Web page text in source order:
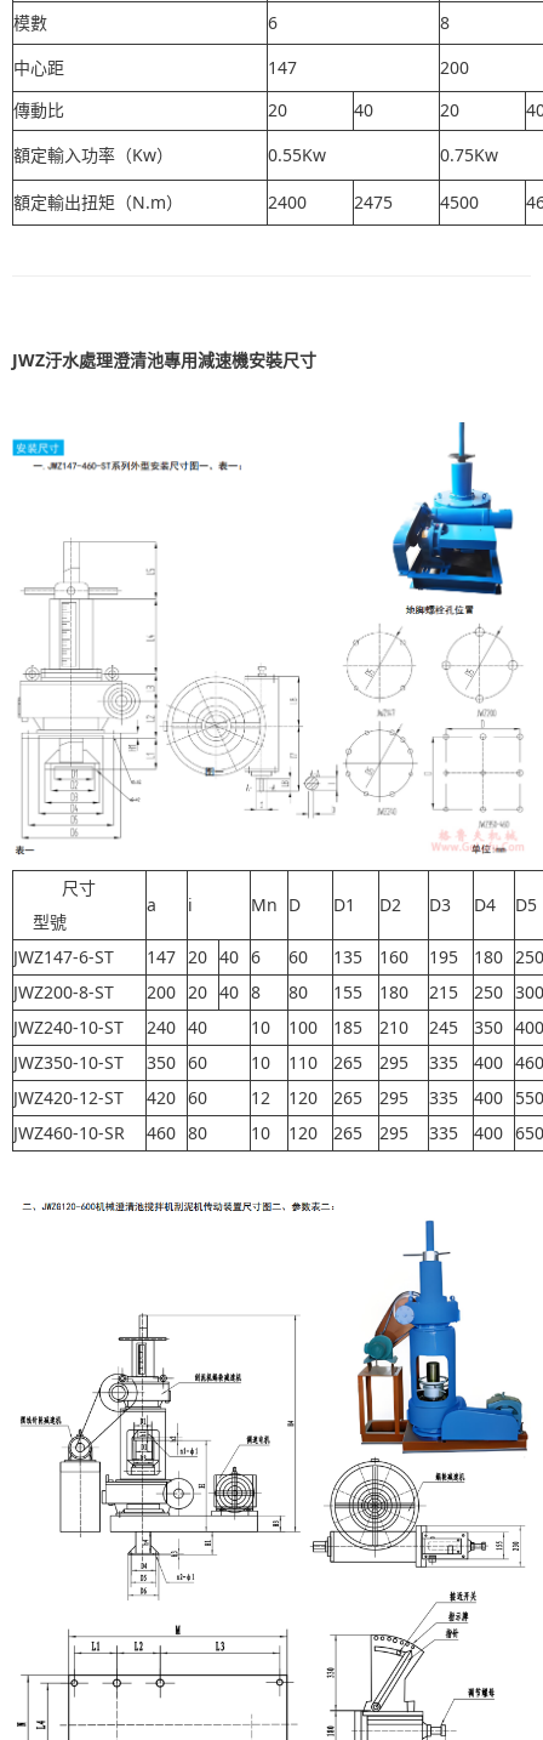
模數 6
8
中心距
147
200
傳動比
20 40 20
額定輸入功率（Kw）
0.55Kw 0.75Kw
額定輸出扭矩（N.m） 2400 2475 4500
JWZ汙水處理澄清池專用減速機安裝尺寸
尺寸
型號
a i Mn D D1 D2 D3 D4 D5
JWZ147-6-ST 147 20 40 6 60 135 160 195 180 250
JWZ200-8-ST
200 20 40 8 80 155 180 215 250 300
JWZ240-10-ST
240 40 10 100 185 210 245 350 400
JWZ350-10-ST
350 60 10 110 265 295 335 400 460
JWZ420-12-ST
420 60 12 120 265 295 335 400 550
JWZ460-10-SR
460 80 10 120 265 295 335 400 650